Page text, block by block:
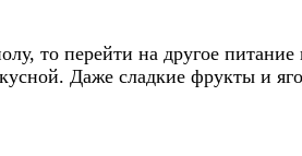
то перейти на другое
Даже сладкие фрукты и